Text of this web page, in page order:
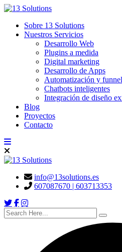
Sobre 13 Solutions
Nuestros Servicios
Desarrollo Web
Plugins a medida
Digital marketing
Desarrollo de Apps
Automatización y
Chatbots inteligentes
Integración de diseño
Blog
Proyectos
Contacto
info@13solutions.es
607087670 | 603713353
search here